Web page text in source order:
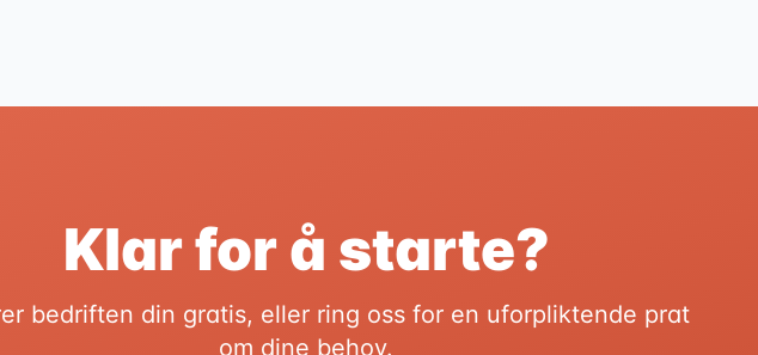
Klar for å starte?
bedriften din gratis, eller ring oss for en uforpliktende prat
om dine behov.